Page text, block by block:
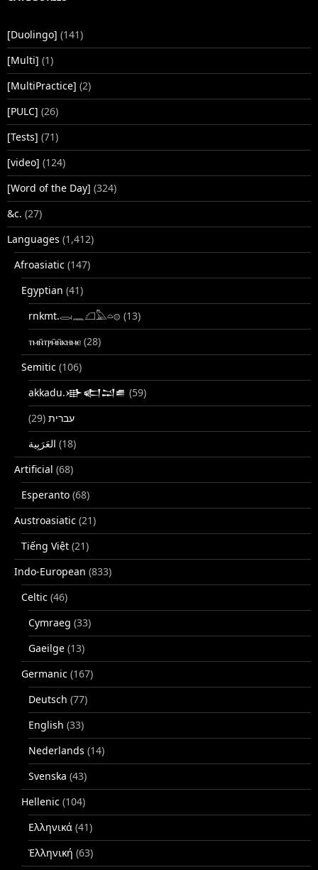
[Duolingo] (141)
[Multi] (1)
[MultiPractice] (2)
[PULC] (26)
[Tests] (71)
[video] (124)
[Word of the Day] (324)
&c. (27)
Languages (1,412)
Afroasiatic (147)
Egyptian (41)
rnkmt.𓂋𓏺𓈖𓆎𓅓𓏏𓊖 (13)
ⲧⲙⲛ̄ⲧⲣⲙ̄ⲛ̄ⲕⲏⲙⲉ (28)
Semitic (106)
akkadu.𒀝𒅗𒁺𒌑 (59)
עברית (29)
(18)
Artificial (68)
Esperanto (68)
Austroasiatic (21)
Tiếng Việt (21)
Indo-European (833)
Celtic (46)
Cymraeg (33)
Gaeilge (13)
Germanic (167)
Deutsch (77)
English (33)
Nederlands (14)
Svenska (43)
Hellenic (104)
Ελληνικά (41)
Ἑλληνική (63)